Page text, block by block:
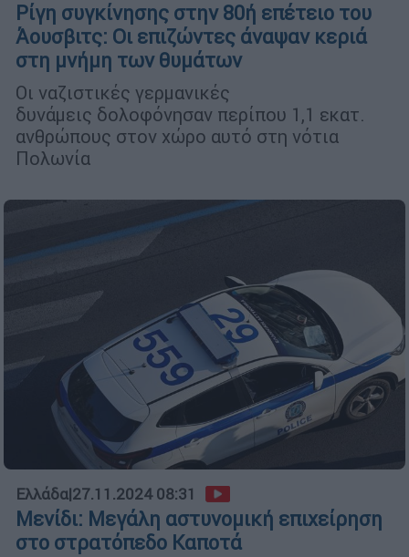
Ρίγη συγκίνησης στην 80ή επέτειο του
Άουσβιτς: Οι επιζώντες άναψαν κεριά
στη μνήμη των θυμάτων
Οι ναζιστικές γερμανικές
δυνάμεις δολοφόνησαν περίπου 1,1 εκατ.
ανθρώπους στον χώρο αυτό στη νότια
Πολωνία
Ελλάδα|27.11.2024 08:31
Μενίδι: Μεγάλη αστυνομική επιχείρηση
στο στρατόπεδο Καποτά